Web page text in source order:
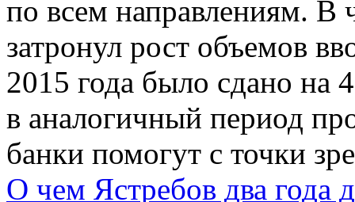
по всем направлениям. В
затронул рост объемов
2015 года было сдано на
в аналогичный период
банки помогут с точки
О чем Ястребов два года